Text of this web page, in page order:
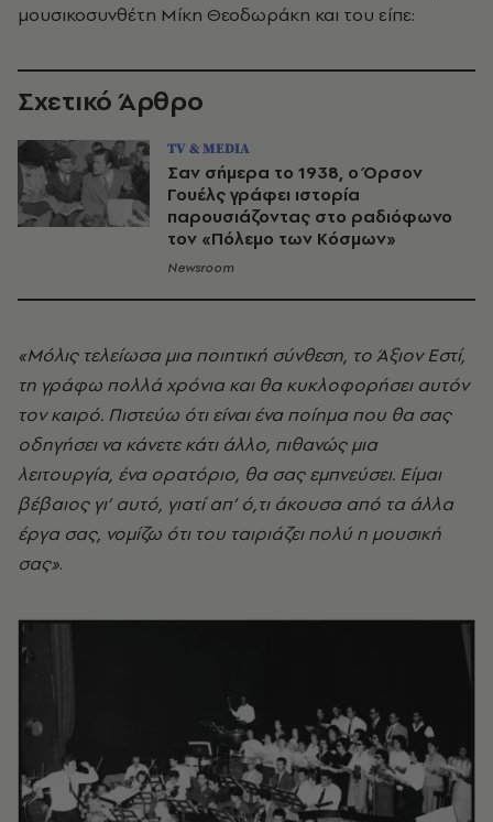
μουσικοσυνθέτη Μίκη Θεοδωράκη και του είπε:
Σχετικό Άρθρο
TV & MEDIA
Σαν σήμερα το 1938, ο Όρσον
Γουέλς γράφει ιστορία
παρουσιάζοντας στο ραδιόφωνο
τον «Πόλεμο των Κόσμων»
Newsroom
«Μόλις τελείωσα μια ποιητική σύνθεση, το Άξιον Εστί,
τη γράφω πολλά χρόνια και θα κυκλοφορήσει αυτόν
τον καιρό. Πιστεύω ότι είναι ένα ποίημα που θα σας
οδηγήσει να κάνετε κάτι άλλο, πιθανώς μια
λειτουργία, ένα ορατόριο, θα σας εμπνεύσει. Είμαι
βέβαιος γι’ αυτό, γιατί απ’ ό,τι άκουσα από τα άλλα
έργα σας, νομίζω ότι του ταιριάζει πολύ η μουσική
σας».